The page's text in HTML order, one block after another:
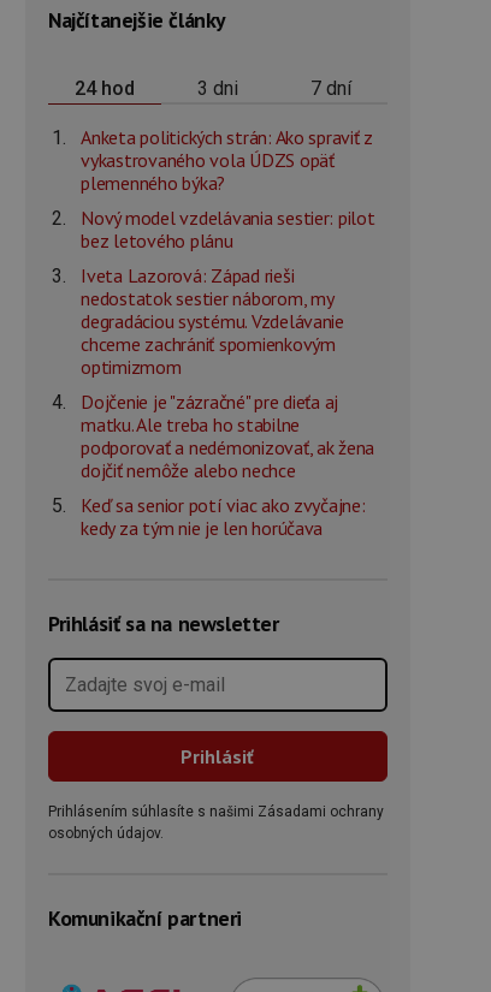
Najčítanejšie články
24 hod 3 dni 7 dní
Anketa politických strán: Ako spraviť z
vykastrovaného vola ÚDZS opäť
plemenného býka?
Nový model vzdelávania sestier: pilot
bez letového plánu
Iveta Lazorová: Západ rieši
nedostatok sestier náborom, my
degradáciou systému. Vzdelávanie
chceme zachrániť spomienkovým
optimizmom
Dojčenie je "zázračné" pre dieťa aj
matku. Ale treba ho stabilne
podporovať a nedémonizovať, ak žena
dojčiť nemôže alebo nechce
Keď sa senior potí viac ako zvyčajne:
kedy za tým nie je len horúčava
Prihlásiť sa na newsletter
Prihlásením súhlasíte s našimi Zásadami ochrany
osobných údajov.
Komunikační partneri